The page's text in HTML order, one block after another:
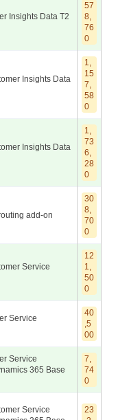
Insights Data T2
57
8,
76
0
Insights Data
1,
15
7,
58
0
Insights Data
1,
73
6,
28
0
add-on
30
8,
70
0
Service
12
1,
50
0
Service
40
,5
00
Service
365 Base
7,
74
0
Service
23